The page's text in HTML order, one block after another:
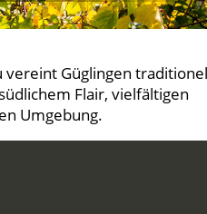
vereint Güglingen
Flair, vielfältigen
Umgebung.